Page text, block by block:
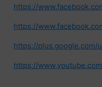
https://
https://
https://plus.google.com/
https://